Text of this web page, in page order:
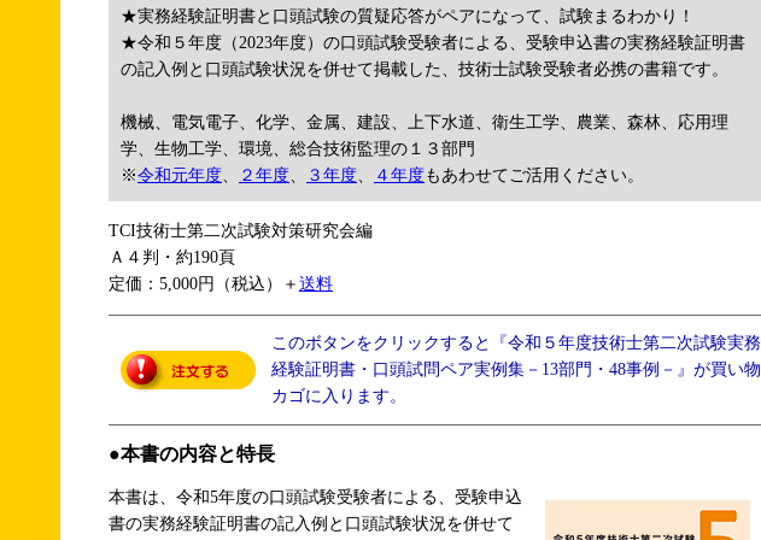
★実務経験証明書と口頭試験の質疑応答がペアになって、試験まるわかり！
★令和５年度（2023年度）の口頭試験受験者による、受験申込書の実務経験証明書
の記入例と口頭試験状況を併せて掲載した、技術士試験受験者必携の書籍です。
機械、電気電子、化学、金属、建設、上下水道、衛生工学、農業、森林、応用理
学、生物工学、環境、総合技術監理の１３部門
※令和元年度、 ２年度、 ３年度、 ４年度もあわせてご活用ください。
TCI技術士第二次試験対策研究会編
Ａ４判・約190頁
定価：5,000円（税込）＋ 送料
このボタンをクリックすると『令和５年度技術士第二次試験実務
経験証明書・口頭試問ペア実例集－13部門・48事例－』が買い物
カゴに入ります。
●本書の内容と特長
本書は、令和5年度の口頭試験受験者による、受験申込
書の実務経験証明書の記入例と口頭試験状況を併せて